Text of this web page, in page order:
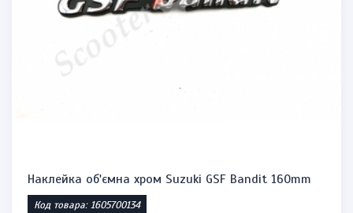
Наклейка об'ємна хром Suzuki GSF Bandit 160mm
Код товара: 1605700134